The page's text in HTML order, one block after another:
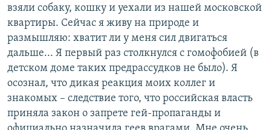
взяли собаку, кошку и уехали из нашей московской
квартиры. Сейчас я живу на природе и
размышляю: хватит ли у меня сил двигаться
дальше... Я первый раз столкнулся с гомофобией (в
детском доме таких предрассудков не было). Я
осознал, что дикая реакция моих коллег и
знакомых – следствие того, что российская власть
приняла закон о запрете гей-пропаганды и